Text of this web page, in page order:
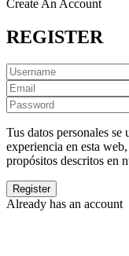
Create An Account
REGISTER
Tus datos personales
experiencia en esta
propósitos descritos en
Already has an account